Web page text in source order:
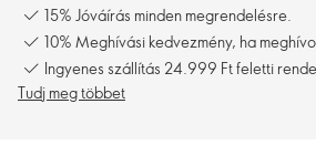
15% Jóváírás minden megrendelésre.
10% Meghívási kedvezmény, ha
Ingyenes szállítás 24.999 Ft feletti
Tudj meg többet